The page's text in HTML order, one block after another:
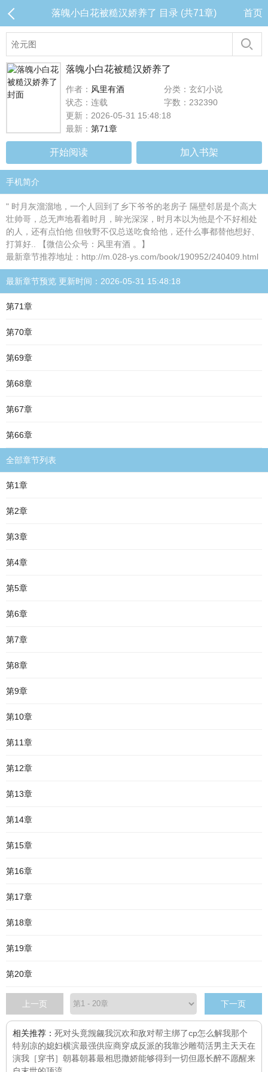
落魄小白花被糙汉娇养了 目录 (共71章) 首页
落魄小白花被糙汉娇养了
作者： 风里有酒
分类：玄幻小说
状态：连载
字数：232390
更新：2026-05-31 15:48:18
最新： 第71章
开始阅读 加入书架
手机简介
" 时月灰溜溜地，一个人回到了乡下爷爷的老房子 隔壁邻居是个高大
壮帅哥，总无声地看着时月，眸光深深，时月本以为他是个不好相处
的人，还有点怕他 但牧野不仅总送吃食给他，还什么事都替他想好、
打算好.. 【微信公众号：风里有酒 。】
最新章节推荐地址：http://m.028-ys.com/book/190952/240409.html
最新章节预览 更新时间：2026-05-31 15:48:18
第71章
第70章
第69章
第68章
第67章
第66章
全部章节列表
第1章
第2章
第3章
第4章
第5章
第6章
第7章
第8章
第9章
第10章
第11章
第12章
第13章
第14章
第15章
第16章
第17章
第18章
第19章
第20章
上一页 下一页
相关推荐： 死对头竟觊觎我沉欢和敌对帮主绑了cp怎么解我那个
特别凉的媳妇横滨最强供应商穿成反派的我靠沙雕苟活男主天天在
演我［穿书］ 朝暮朝暮最相思撒娇能够得到一切但愿长醉不愿醒来